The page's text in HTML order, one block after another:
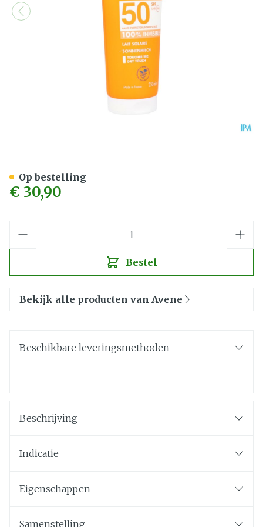
€ 30,90
Bestel
Op bestelling
Bekijk alle producten van Avene
Beschikbare leveringsmethoden
Beschrijving
Indicatie
Eigenschappen
Samenstelling